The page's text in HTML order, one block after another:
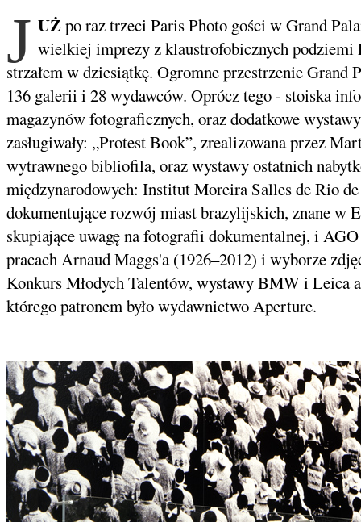
J UŻpo raz trzeci Paris Photo gości w Grand
wielkiej imprezy z klaustrofobicznych podziemi
strzałem w dziesiątkę. Ogromne przestrzenie
136 galerii i 28 wydawców. Oprócz tego - stoiska
magazynów fotograficznych, oraz dodatkowe
zasługiwały: „Protest Book”, zrealizowana przez
wytrawnego bibliofila, oraz wystawy ostatnich
międzynarodowych: Institut Moreira Salles de Rio
dokumentujące rozwój miast brazylijskich, znane w
skupiające uwagę na fotografii dokumentalnej, i
pracach Arnaud Maggs'a (1926–2012) i wyborze
Konkurs Młodych Talentów, wystawy BMW i Leica
którego patronem było wydawnictwo Aperture.